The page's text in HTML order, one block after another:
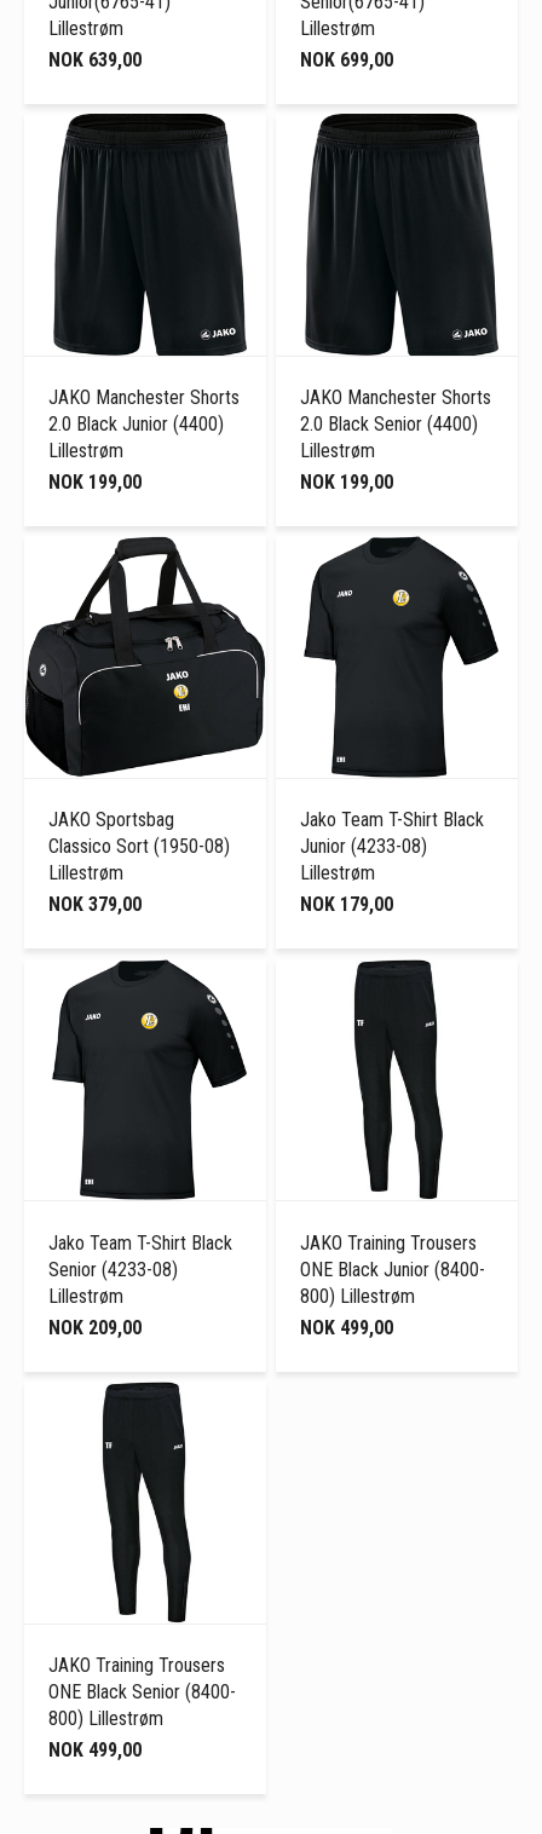
Lillestrøm
NOK 639,00
Lillestrøm
NOK 699,00
JAKO Manchester Shorts
2.0 Black Junior (4400)
Lillestrøm
NOK 199,00
JAKO Manchester Shorts
2.0 Black Senior (4400)
Lillestrøm
NOK 199,00
JAKO Sportsbag
Classico Sort (1950-08)
Lillestrøm
NOK 379,00
Jako Team T-Shirt Black
Junior (4233-08)
Lillestrøm
NOK 179,00
Jako Team T-Shirt Black
Senior (4233-08)
Lillestrøm
NOK 209,00
JAKO Training Trousers
ONE Black Junior (8400-
800) Lillestrøm
NOK 499,00
JAKO Training Trousers
ONE Black Senior (8400-
800) Lillestrøm
NOK 499,00